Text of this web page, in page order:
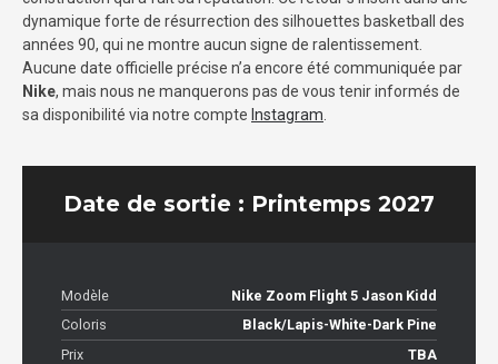
dynamique forte de résurrection des silhouettes basketball des
années 90, qui ne montre aucun signe de ralentissement.
Aucune date officielle précise n’a encore été communiquée par
Nike, mais nous ne manquerons pas de vous tenir informés de
sa disponibilité via notre compte Instagram.
Date de sortie : Printemps 2027
Modèle
Nike Zoom Flight 5 Jason Kidd
Coloris
Black/Lapis-White-Dark Pine
Prix
TBA